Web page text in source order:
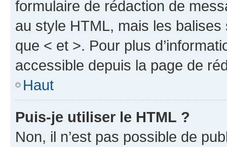
formulaire de rédaction de
au style HTML, mais les
que < et >. Pour plus
accessible depuis la page de
Haut
Puis-je utiliser le HTML ?
Non, il n’est pas possible de